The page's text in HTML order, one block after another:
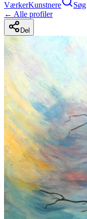
VærkerKunstnere
Søg
← Alle profiler
Del